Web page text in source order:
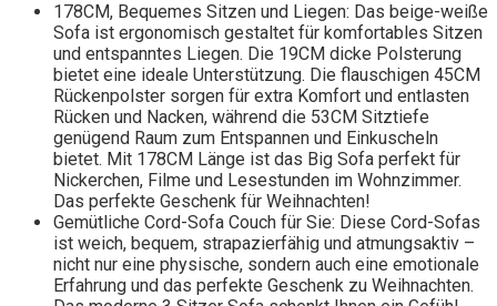
178CM, Bequemes Sitzen und Liegen: Das beige-weiße
Sofa ist ergonomisch gestaltet für komfortables Sitzen
und entspanntes Liegen. Die 19CM dicke Polsterung
bietet eine ideale Unterstützung. Die flauschigen 45CM
Rückenpolster sorgen für extra Komfort und entlasten
Rücken und Nacken, während die 53CM Sitztiefe
genügend Raum zum Entspannen und Einkuscheln
bietet. Mit 178CM Länge ist das Big Sofa perfekt für
Nickerchen, Filme und Lesestunden im Wohnzimmer.
Das perfekte Geschenk für Weihnachten!
Gemütliche Cord-Sofa Couch für Sie: Diese Cord-Sofas
ist weich, bequem, strapazierfähig und atmungsaktiv –
nicht nur eine physische, sondern auch eine emotionale
Erfahrung und das perfekte Geschenk zu Weihnachten.